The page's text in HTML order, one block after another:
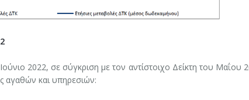
2022, σε σύγκριση με τον αντίστοιχο Δείκτη του Μαΐου
αγαθών και υπηρεσιών: